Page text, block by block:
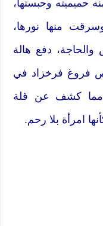
‬وحبسته،‮ ‬الإحساس الطاغي بالنقص والحاجة،‮ ‬دفع هالة
كوثراني إلي الاستعانة ببعض نصوص فروغ‮ ‬فرخزاد في
حركة إقحام واستعراض ثقافي،‮ ‬مما كشف عن قلة